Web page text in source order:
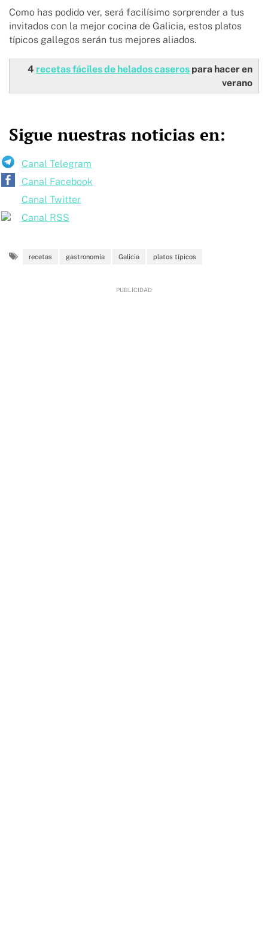
Como has podido ver, será facilísimo sorprender a tus
invitados con la mejor cocina de Galicia, estos platos
típicos gallegos serán tus mejores aliados.
4 recetas fáciles de helados caseros para hacer en
verano
Sigue nuestras noticias en:
Canal Telegram
Canal Facebook
Canal Twitter
Canal RSS
recetas gastronomía Galicia platos típicos